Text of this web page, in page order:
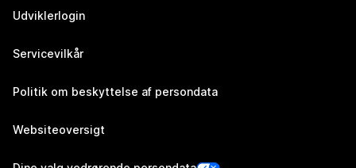
Udviklerlogin
Servicevilkår
Politik om beskyttelse af persondata
Websiteoversigt